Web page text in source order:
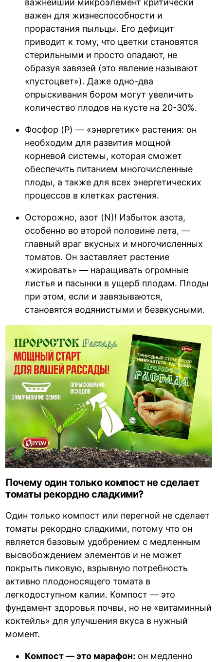
важнейший микроэлемент критически
важен для жизнеспособности и
прорастания пыльцы. Его дефицит
приводит к тому, что цветки становятся
стерильными и просто опадают, не
образуя завязей (это явление называют
«пустоцвет»). Даже одно-два
опрыскивания бором могут увеличить
количество плодов на кусте на 20-30%.
Фосфор (P) — «энергетик» растения: он
необходим для развития мощной
корневой системы, которая сможет
обеспечить питанием многочисленные
плоды, а также для всех энергетических
процессов в клетках растения.
Осторожно, азот (N)! Избыток азота,
особенно во второй половине лета, —
главный враг вкусных и многочисленных
томатов. Он заставляет растение
«жировать» — наращивать огромные
листья и пасынки в ущерб плодам. Плоды
при этом, если и завязываются,
становятся водянистыми и безвкусными.
Почему один только компост не сделает
томаты рекордно сладкими?
Один только компост или перегной не сделает
томаты рекордно сладкими, потому что он
является базовым удобрением с медленным
высвобождением элементов и не может
покрыть пиковую, взрывную потребность
активно плодоносящего томата в
легкодоступном калии. Компост — это
фундамент здоровья почвы, но не «витаминный
коктейль» для улучшения вкуса в нужный
момент.
Компост — это марафон: он медленно